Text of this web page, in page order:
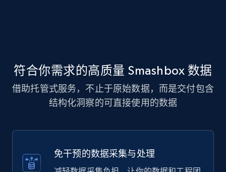
符合你需求的高质量 Smashbox 数据
借助托管式服务，不止于原始数据，而是交付包含
结构化洞察的可直接使用的数据
免干预的数据采集与处理